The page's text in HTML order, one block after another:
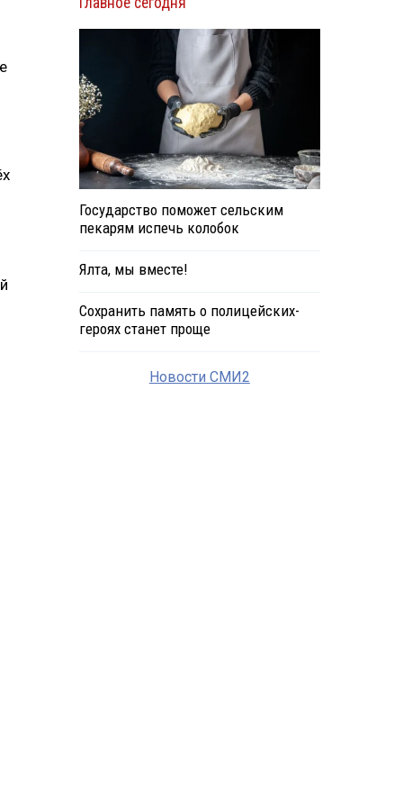
Государство поможет сельским
пекарям испечь колобок
Ялта, мы вместе!
Сохранить память о полицейских-
героях станет проще
Новости СМИ2